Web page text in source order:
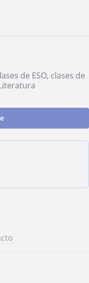
de ESO, clases de